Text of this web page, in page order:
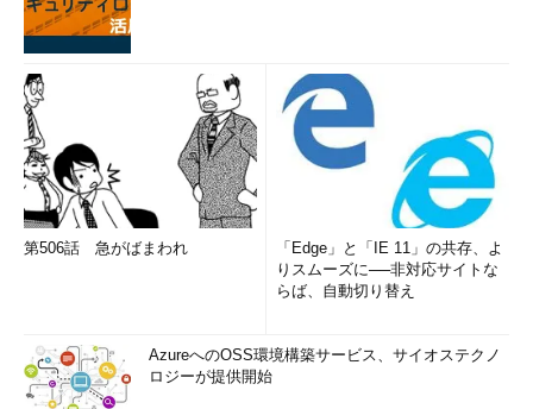
クト名」が正式名称となるため、やはり長い名前になってしま
このようなとき、シノニムを宣言しておくことでアクセスが
楽になります。アプリケーションなどを開発していてバージョ
ンアップしたとき、名前を変えなくてはならないが、下位互換
性のため元の名前でもアクセスできるようにしておきたいなど
の場合もシノニムは有効です。
ただし、シノニムを使用したからといって権限管理が変化す
るわけではありません。シノニムの所有者が、シノニム経由で
アクセスするオブジェクトに対する権限を持っていない場合、
アクセス時にエラーとなります（選択肢c）。
にはなりますが、列や行を制限するわけではないため、アクセ
ス制限目的で使用することはないでしょう（
第506話 急がばまわれ
「Edge」と「IE 11」の共存、よ
りスムーズに──非対応サイトな
らば、自動切り替え
AzureへのOSS環境構築サービス、サイオステクノ
ロジーが提供開始